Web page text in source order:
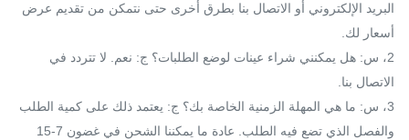
البريد الإلكتروني أو الاتصال بنا بطرق أخرى حتى نتمكن من تقديم عرض
أسعار لك.
2، س: هل يمكنني شراء عينات لوضع الطلبات؟ ج: نعم. لا تتردد في
الاتصال بنا.
3، س: ما هي المهلة الزمنية الخاصة بك؟ ج: يعتمد ذلك على كمية الطلب
والفصل الذي تضع فيه الطلب. عادة ما يمكننا الشحن في غضون 7-15